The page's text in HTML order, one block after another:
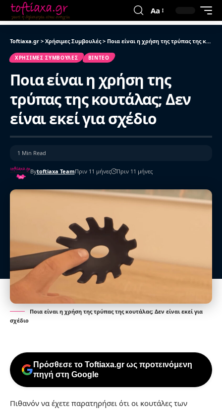
Aa
Toftiaxa.gr > Χρήσιμες Συμβουλές> Ποια είναι η χρήση της τρύπας της κουτάλας; Δεν είναι εκεί για σχέδιο
ΧΡΉΣΙΜΕΣ ΣΥΜΒΟΥΛΈΣ ΒΙΝΤΕΟ
Ποια είναι η χρήση της
τρύπας της κουτάλας; Δεν
είναι εκεί για σχέδιο
Bytoftiaxa TeamΠριν 11 μήνες Πριν 11 μήνες
1 Min Read
Ποια είναι η χρήση της τρύπας της κουτάλας; Δεν είναι εκεί για
σχέδιο
Πρόσθεσε το Toftiaxa.gr ως προτεινόμενη
πηγή στη Google
Πιθανόν να έχετε παρατηρήσει ότι οι κουτάλες των